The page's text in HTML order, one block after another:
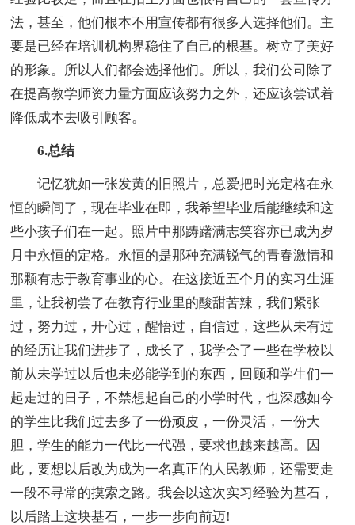
法，甚至，他们根本不用宣传都有很多人选择他们。主
要是已经在培训机构界稳住了自己的根基。树立了美好
的形象。所以人们都会选择他们。所以，我们公司除了
在提高教学师资力量方面应该努力之外，还应该尝试着
降低成本去吸引顾客。
6.总结
记忆犹如一张发黄的旧照片，总爱把时光定格在永
恒的瞬间了，现在毕业在即，我希望毕业后能继续和这
些小孩子们在一起。照片中那踌躇满志笑容亦已成为岁
月中永恒的定格。永恒的是那种充满锐气的青春激情和
那颗有志于教育事业的心。在这接近五个月的实习生涯
里，让我初尝了在教育行业里的酸甜苦辣，我们紧张
过，努力过，开心过，醒悟过，自信过，这些从未有过
的经历让我们进步了，成长了，我学会了一些在学校以
前从未学过以后也未必能学到的东西，回顾和学生们一
起走过的日子，不禁想起自己的小学时代，也深感如今
的学生比我们过去多了一份顽皮，一份灵活，一份大
胆，学生的能力一代比一代强，要求也越来越高。因
此，要想以后改为成为一名真正的人民教师，还需要走
一段不寻常的摸索之路。我会以这次实习经验为基石，
以后踏上这块基石，一步一步向前迈!